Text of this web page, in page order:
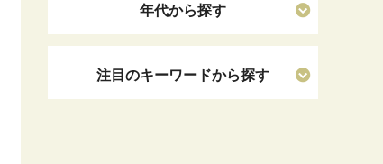
年代から探す
注目のキーワードから探す